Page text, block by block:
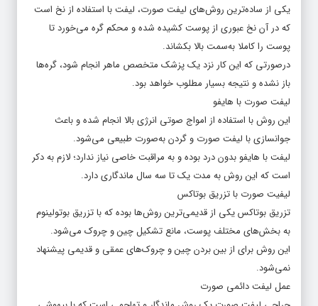
یکی از ساده‌ترین روش‌های لیفت صورت، لیفت با استفاده از نخ است
که در آن نخ عبوری از پوست کشیده شده و محکم گره می‌خورد تا
پوست را کاملا به‌سمت بالا بکشاند.
درصورتی که این کار نزد یک پزشک متخصص ماهر انجام شود، گره‌ها
باز نشده و نتیجه بسیار مطلوب خواهد بود.
لیفت صورت با هایفو
این روش با استفاده از امواج صوتی انرژی بالا انجام شده و باعث
جوانسازی با لیفت صورت و گردن به‌صورت طبیعی می‌شود.
لیفت با هایفو بدون درد بوده و به مراقبت خاصی نیاز ندارد؛ لازم به دکر
است که این روش به مدت یک تا سه سال ماندگاری دارد.
لیفیت صورت با تزریق بوتاکس
تزریق بوتاکس یکی از قدیمی‌ترین روش‌ها بوده که با تزریق بوتولینوم
به بخش‌های مختلف پوست، مانع تشکیل چین و چروک می‌شود.
این روش برای از بین بردن چین و چروک‌های عمقی و قدیمی پیشنهاد
نمی‌شود.
عمل لیفت دائمی صورت